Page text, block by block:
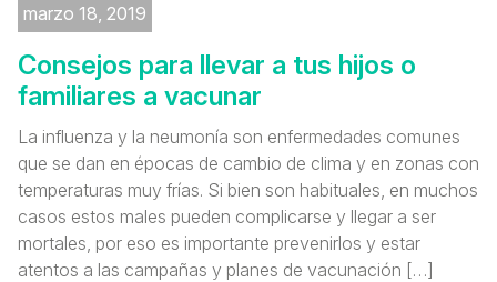
marzo 18, 2019
Consejos para llevar a tus hijos o
familiares a vacunar
La influenza y la neumonía son enfermedades comunes
que se dan en épocas de cambio de clima y en zonas con
temperaturas muy frías. Si bien son habituales, en muchos
casos estos males pueden complicarse y llegar a ser
mortales, por eso es importante prevenirlos y estar
atentos a las campañas y planes de vacunación […]